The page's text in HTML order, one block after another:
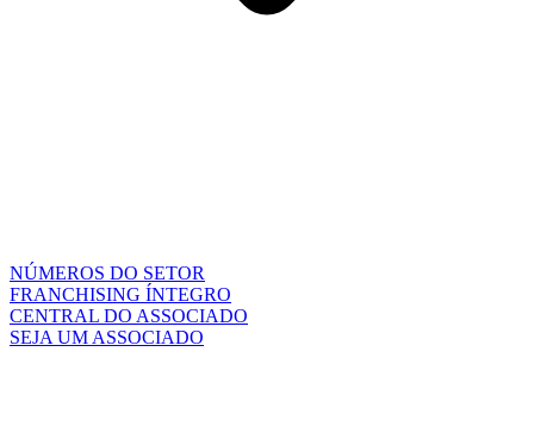
NÚMEROS DO SETOR
FRANCHISING ÍNTEGRO
CENTRAL DO ASSOCIADO
SEJA UM ASSOCIADO